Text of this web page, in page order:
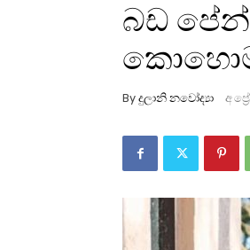
බඩ
By දුලානි නවෝද්‍යා